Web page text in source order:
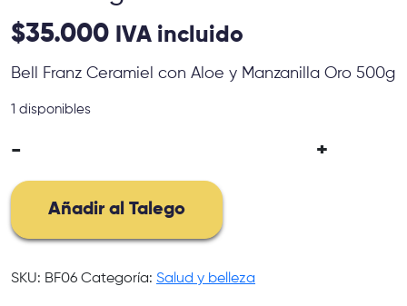
$35.000 IVA incluido
Bell Franz Ceramiel con Aloe y Manzanilla Oro 500g
1 disponibles
-
Franz
Ceramiel
Aloe
y
+
Añadir al Talego
SKU: BF06 Categoría: Salud y belleza